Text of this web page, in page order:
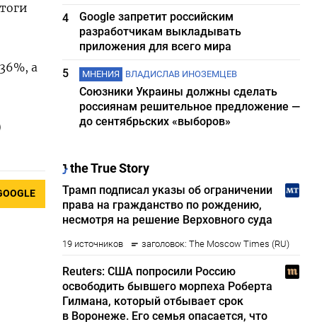
а
4
Google запретит российским
разработчикам выкладывать
приложения для всего мира
5
МНЕНИЯ ВЛАДИСЛАВ ИНОЗЕМЦЕВ
Союзники Украины должны сделать
россиянам решительное предложение —
до сентябрьских «выборов»